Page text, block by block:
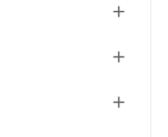


